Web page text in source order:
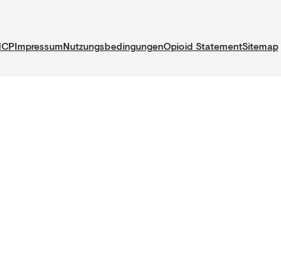
ImpressumNutzungsbedingungenOpioid StatementSitemap